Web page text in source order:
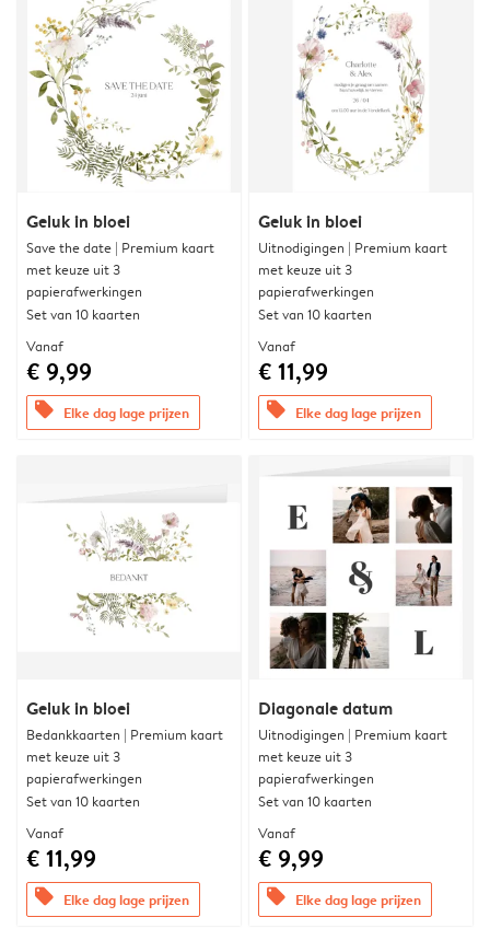
Geluk in bloei
Save the date | Premium kaart
met keuze uit 3
papierafwerkingen
Set van 10 kaarten
Vanaf
€ 9,99
offers Elke dag lage prijzen
Geluk in bloei
Uitnodigingen | Premium kaart
met keuze uit 3
papierafwerkingen
Set van 10 kaarten
Vanaf
€ 11,99
offers Elke dag lage prijzen
Geluk in bloei
Bedankkaarten | Premium kaart
met keuze uit 3
papierafwerkingen
Set van 10 kaarten
Vanaf
€ 11,99
offers Elke dag lage prijzen
Diagonale datum
Uitnodigingen | Premium kaart
met keuze uit 3
papierafwerkingen
Set van 10 kaarten
Vanaf
€ 9,99
offers Elke dag lage prijzen